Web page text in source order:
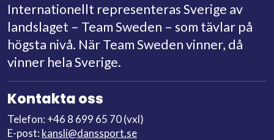
Internationellt representeras Sverige av
landslaget – Team Sweden – som tävlar på
högsta nivå. När Team Sweden vinner, då
vinner hela Sverige.
Kontakta oss
Telefon: +46 8 699 65 70 (vxl)
E-post: kansli@danssport.se